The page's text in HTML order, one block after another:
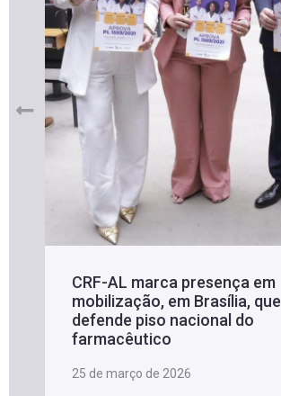
CRF-AL marca presença em
mobilização, em Brasília, que
defende piso nacional do
farmacêutico
25 de março de 2026